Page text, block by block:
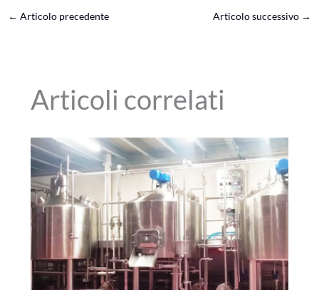
← Articolo precedente Articolo successivo →
Articoli correlati